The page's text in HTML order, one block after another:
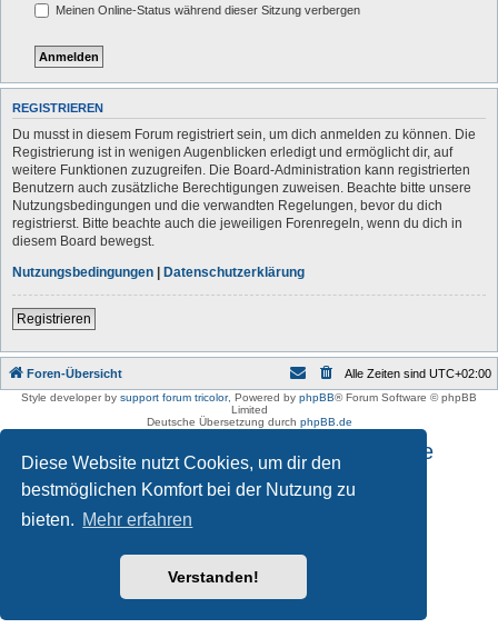
Diese Website nutzt Cookies, um dir den
bestmöglichen Komfort bei der Nutzung zu
bieten. Mehr erfahren
Verstanden!
Meinen Online-Status während dieser Sitzung verbergen
REGISTRIEREN
Du musst in diesem Forum registriert sein, um dich anmelden zu können. Die
Registrierung ist in wenigen Augenblicken erledigt und ermöglicht dir, auf
weitere Funktionen zuzugreifen. Die Board-Administration kann registrierten
Benutzern auch zusätzliche Berechtigungen zuweisen. Beachte bitte unsere
Nutzungsbedingungen und die verwandten Regelungen, bevor du dich
registrierst. Bitte beachte auch die jeweiligen Forenregeln, wenn du dich in
diesem Board bewegst.
Nutzungsbedingungen | Datenschutzerklärung
Registrieren
Foren-Übersicht Alle Zeiten sind UTC+02:00
Style developer by support forum tricolor, Powered by phpBB® Forum Software © phpBB
Limited
Deutsche Übersetzung durch phpBB.de
Impressum und Datenschutzhinweise